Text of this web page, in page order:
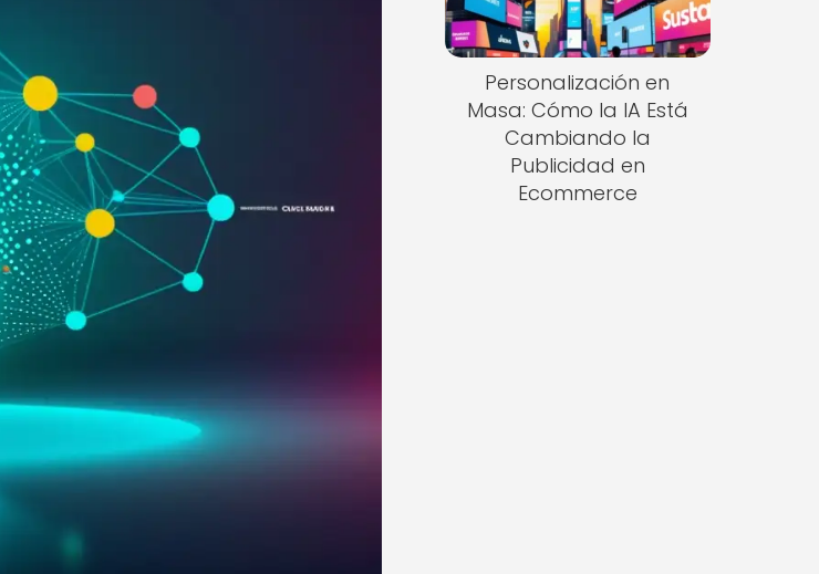
Personalización en
Masa: Cómo la IA Está
Cambiando la
Publicidad en
Ecommerce